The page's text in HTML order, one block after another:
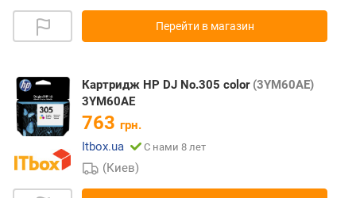
Перейти в магазин
Картридж HP DJ No.305 color (3YM60AE)
3YM60AE
763 грн.
Itbox.ua
С нами 8 лет
(Киев)